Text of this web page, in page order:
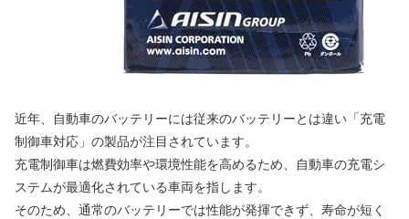
近年、自動車のバッテリーには従来のバッテリーとは違い「充電
制御車対応」の製品が注目されています。
充電制御車は燃費効率や環境性能を高めるため、自動車の充電シ
ステムが最適化されている車両を指します。
そのため、通常のバッテリーでは性能が発揮できず、寿命が短く